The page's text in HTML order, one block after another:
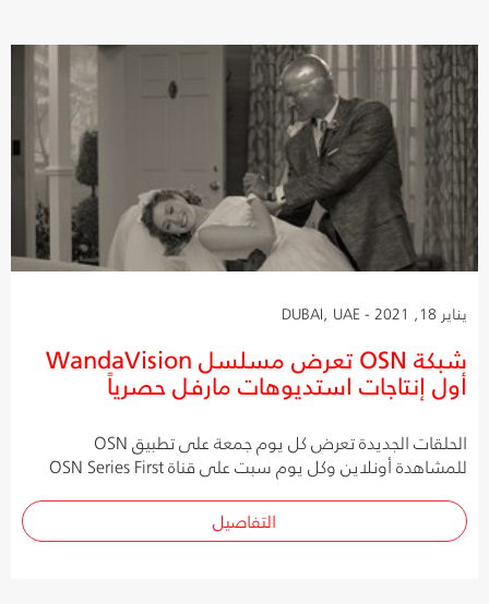
يناير 18, 2021 - DUBAI, UAE
شبكة OSN تعرض مسلسل WandaVision
أول إنتاجات استديوهات مارفل حصرياً
الحلقات الجديدة تعرض كل يوم جمعة على تطبيق OSN
للمشاهدة أونلاين وكل يوم سبت على قناة OSN Series First
التفاصيل